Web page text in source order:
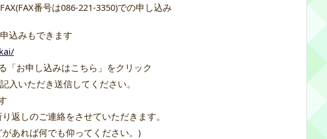
番号は086-221-3350)での申し込み
込みもできます
「お申し込みはこちら」をクリック
入いただき送信してください。
返しのご連絡をさせていただきます。
あれば何でも仰ってください。)